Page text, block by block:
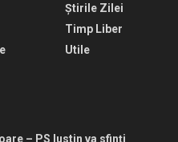
Știrile Zilei
Timp Liber
Utile
– PS Iustin va sfinți